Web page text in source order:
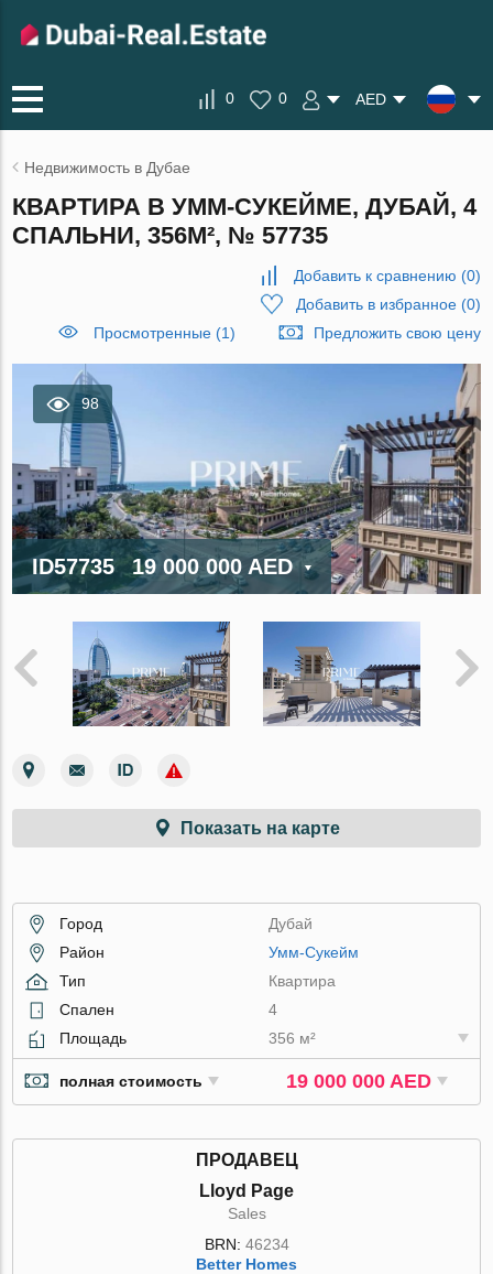
0 0 AED
Недвижимость в Дубае
КВАРТИРА В УММ-СУКЕЙМЕ, ДУБАЙ, 4
СПАЛЬНИ, 356М², № 57735
Добавить к сравнению (0)
Добавить в избранное(0)
Просмотренные (1)
Предложить свою цену
98
ID57735 19 000 000 AED
Показать на карте
Город
Дубай
Район
Умм-Сукейм
Тип
Квартира
Спален
4
Площадь
356 м²
полная стоимость 19 000 000 AED
ПРОДАВЕЦ
Lloyd Page
Sales
BRN: 46234
Better Homes